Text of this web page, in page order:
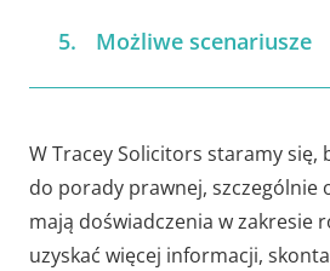
Możliwe scenariusze
W Tracey Solicitors staramy się,
do porady prawnej, szczególnie
mają doświadczenia w zakresie
uzyskać więcej informacji,